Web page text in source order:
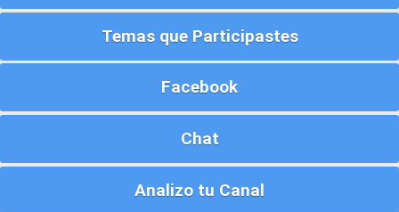
Temas que Participastes
Facebook
Chat
Analizo tu Canal